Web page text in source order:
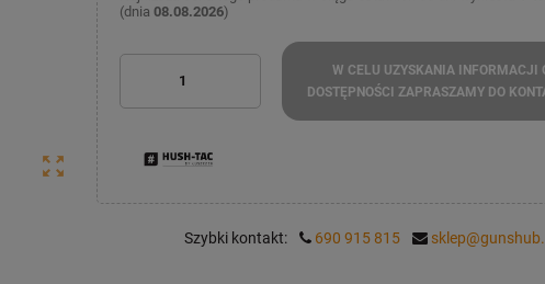
zoom_out_map
(dnia 08.08.2026)
W CELU UZYSKANIA INFORMACJI
DOSTĘPNOŚCI ZAPRASZAMY DO
Szybki kontakt: 690 915 815